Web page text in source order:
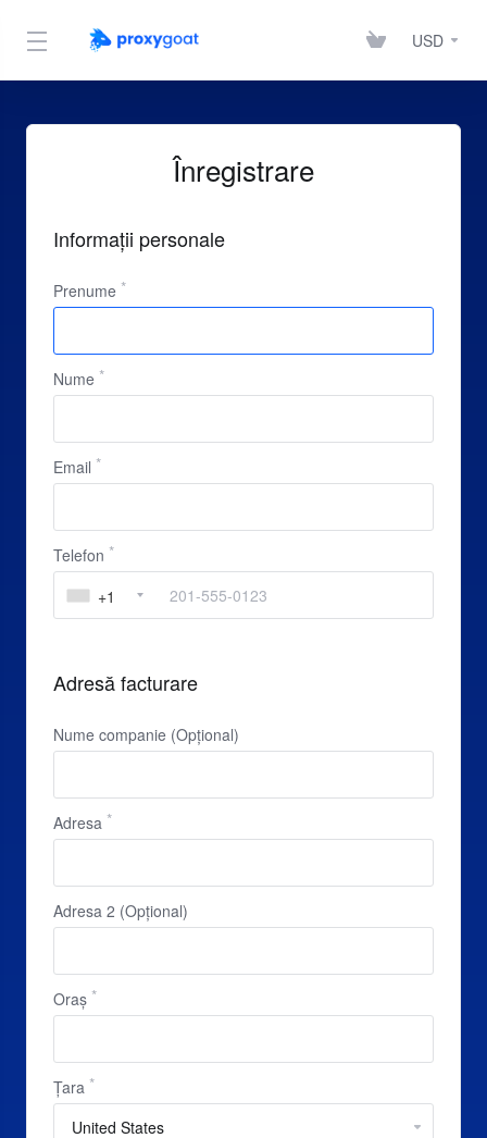
USD
Înregistrare
Informații personale
Prenume
Nume
Email
Telefon
+1
Adresă facturare
Nume companie (Opțional)
Adresa
Adresa 2 (Opțional)
Oraș
Țara